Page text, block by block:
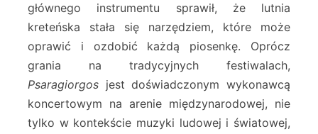
głównego instrumentu sprawił, że lutnia
kreteńska stała się narzędziem, które może
oprawić i ozdobić każdą piosenkę. Oprócz
grania na tradycyjnych festiwalach,
Psaragiorgos jest doświadczonym wykonawcą
koncertowym na arenie międzynarodowej, nie
tylko w kontekście muzyki ludowej i światowej,